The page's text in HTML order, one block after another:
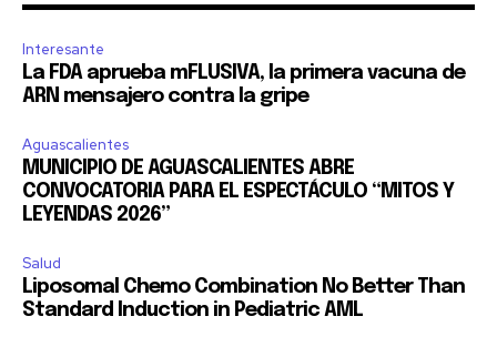
Interesante
La FDA aprueba mFLUSIVA, la primera vacuna de
ARN mensajero contra la gripe
Aguascalientes
MUNICIPIO DE AGUASCALIENTES ABRE
CONVOCATORIA PARA EL ESPECTÁCULO “MITOS Y
LEYENDAS 2026”
Salud
Liposomal Chemo Combination No Better Than
Standard Induction in Pediatric AML